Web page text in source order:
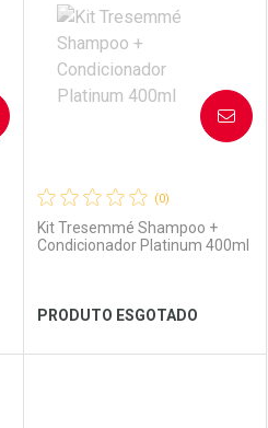
Laboratório
Ver Desconto Convênio
Por Menos
(0)
Kit Tresemmé Shampoo +
Condicionador Platinum 400ml
PRODUTO ESGOTADO
AVISE-ME